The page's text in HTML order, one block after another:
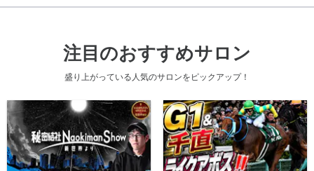
注目のおすすめサロン
盛り上がっている人気のサロンをピックアップ！